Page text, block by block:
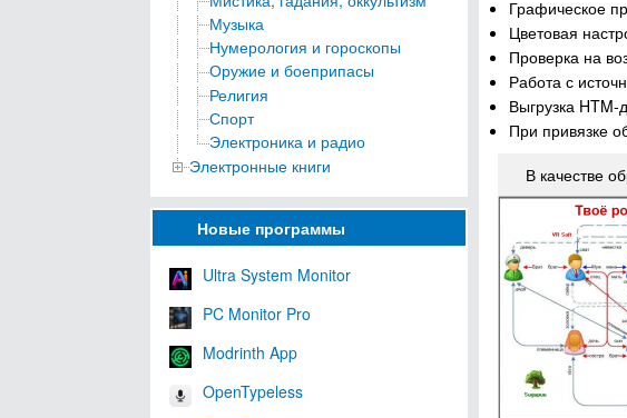
Музыка
Нумерология и гороскопы
Оружие и боеприпасы
Религия
Спорт
Электроника и радио
Электронные книги
Новые программы
Ultra System Monitor
PC Monitor Pro
Modrinth App
OpenTypeless
Графическое
Цветовая
Проверка на
Работа с
Выгрузка
При привязке
В качестве